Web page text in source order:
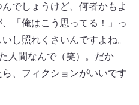
でしょうけど、何者かもよ
「俺はこう思ってる！」っ
し照れくさいんですよね。
人間なんで（笑）。だか
、フィクションがいいです